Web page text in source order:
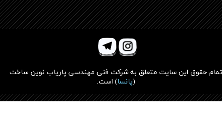
تمام حقوق این سایت متعلق به شرکت فنی مهندسی پاریاب نوین ساخت
(پانسا) است.